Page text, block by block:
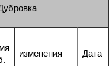
изменения Дата